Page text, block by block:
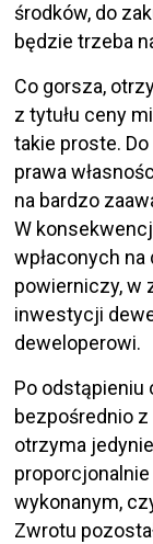
środków, do
będzie trzeba
Co gorsza,
z tytułu ceny
takie proste.
prawa
na bardzo
W
wpłaconych
powierniczy, w
inwestycji
deweloperowi.
Po odstąpieniu
bezpośrednio
otrzyma
wykonanym,
Zwrotu